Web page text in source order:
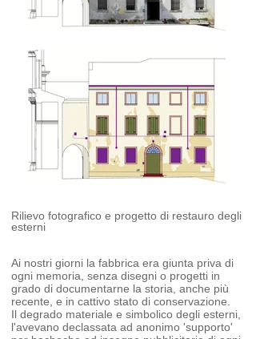
Rilievo fotografico e progetto di restauro degli
esterni
Ai nostri giorni la fabbrica era giunta priva di
ogni memoria, senza disegni o progetti in
grado di documentarne la storia, anche più
recente, e in cattivo stato di conservazione.
Il degrado materiale e simbolico degli esterni,
l'avevano declassata ad anonimo 'supporto'